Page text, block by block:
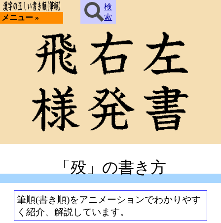
メニュー »
検
索
「殁」の書き方
筆順(書き順)をアニメーションでわかりやす
く紹介、解説しています。